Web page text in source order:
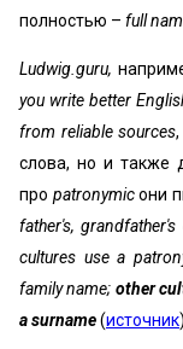
полностью – full
Ludwig.guru,
you write better
from reliable sources
слова, но и также
про patronymicони
father's,
cultures use a
family name; other
a surname(источник).